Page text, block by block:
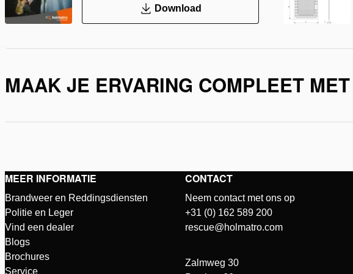
Download
MAAK JE ERVARING COMPLEET
MEER INFORMATIE
Brandweer en Reddingsdiensten
Politie en Leger
Vind een dealer
Blogs
Brochures
Service
CONTACT
Neem contact met ons op
+31 (0) 162 589 200
rescue@holmatro.com
Zalmweg 30